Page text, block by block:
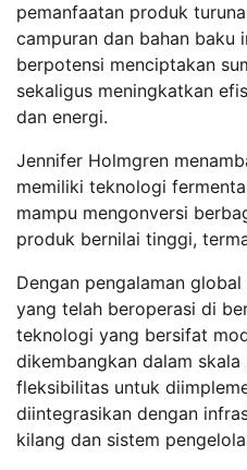
pemanfaatan produk
campuran dan bahan baku
berpotensi menciptakan
sekaligus meningkatkan
dan energi.
Jennifer Holmgren
memiliki teknologi
mampu mengonversi
produk bernilai tinggi,
Dengan pengalaman
yang telah beroperasi di
teknologi yang bersifat
dikembangkan dalam skala
fleksibilitas untuk
diintegrasikan dengan
kilang dan sistem